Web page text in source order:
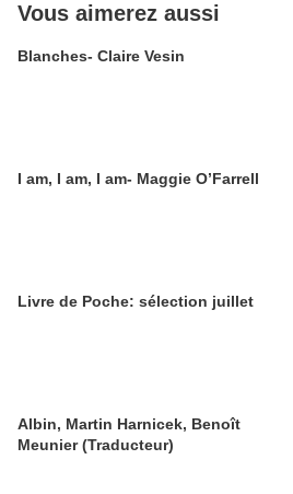
Vous aimerez aussi
Blanches- Claire Vesin
I am, I am, I am- Maggie O’Farrell
Livre de Poche: sélection juillet
Albin, Martin Harnicek, Benoît
Meunier (Traducteur)